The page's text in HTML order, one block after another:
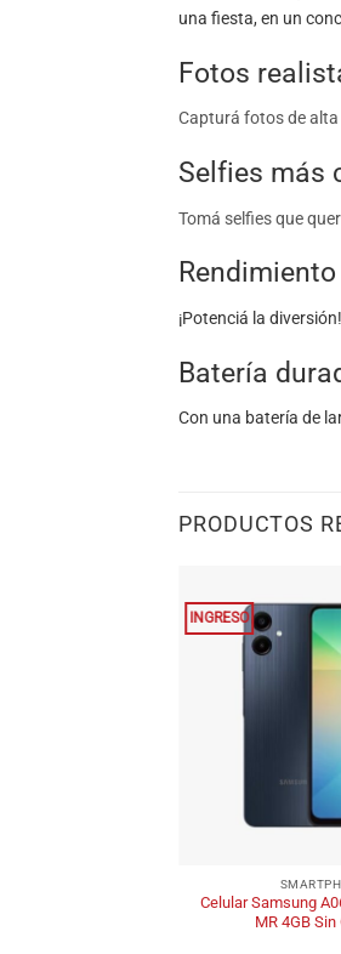
una fiesta, en un
Fotos
Capturá fotos de
Selfies más
Tomá selfies que
¡Potenciá la
Batería
Con una batería de
PRODUCTOS
INGRESO
Celular Samsung
MR 4GB Sin